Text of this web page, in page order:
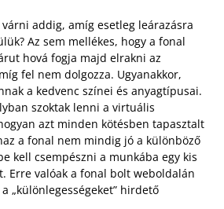
addig, amíg esetleg leárazásra
Az sem mellékes, hogy a fonal
hová fogja majd elrakni az
fel nem dolgozza. Ugyanakkor,
a kedvenc színei és anyagtípusai.
szoktak lenni a virtuális
azt minden kötésben tapasztalt
a fonal nem mindig jó a különböző
kell csempészni a munkába egy kis
Erre valóak a fonal bolt weboldalán
„különlegességeket” hirdető